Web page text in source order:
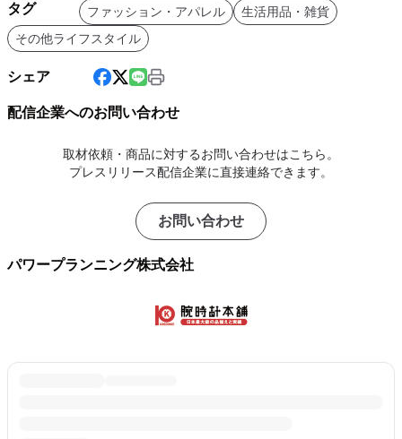
タグ ファッション・アパレル
生活用品・雑貨
その他ライフスタイル
シェア
配信企業へのお問い合わせ
取材依頼・商品に対するお問い合わせはこちら。
プレスリリース配信企業に直接連絡できます。
お問い合わせ
パワープランニング株式会社